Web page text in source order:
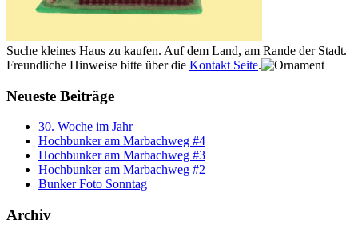
Suche kleines Haus zu kaufen. Auf dem Land, am Rande der Stadt.
Freundliche Hinweise bitte über die Kontakt Seite.
Neueste Beiträge
30. Woche im Jahr
Hochbunker am Marbachweg #4
Hochbunker am Marbachweg #3
Hochbunker am Marbachweg #2
Bunker Foto Sonntag
Archiv